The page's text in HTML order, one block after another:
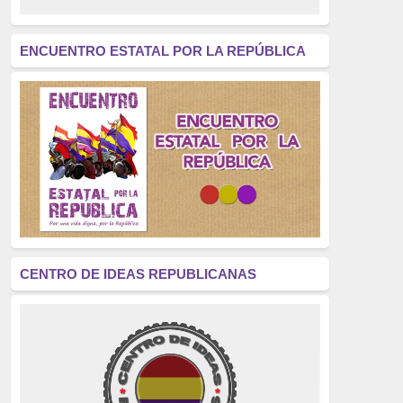
América Latina
(305)
Exhumación
(304)
Golpe de Estado
(304)
Brigadas Internacionales
(303)
pensamiento
(294)
Revisionismo
(289)
La Transición
(275)
educación pública
(270)
La Izquierda
(260)
ENCUENTRO ESTATAL POR LA REPÚBLICA
CENTRO DE IDEAS REPUBLICANAS